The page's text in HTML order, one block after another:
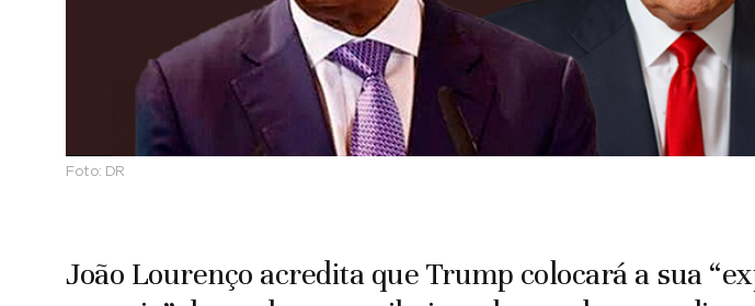
Foto: DR
João Lourenço acredita que Trump colocará a sua